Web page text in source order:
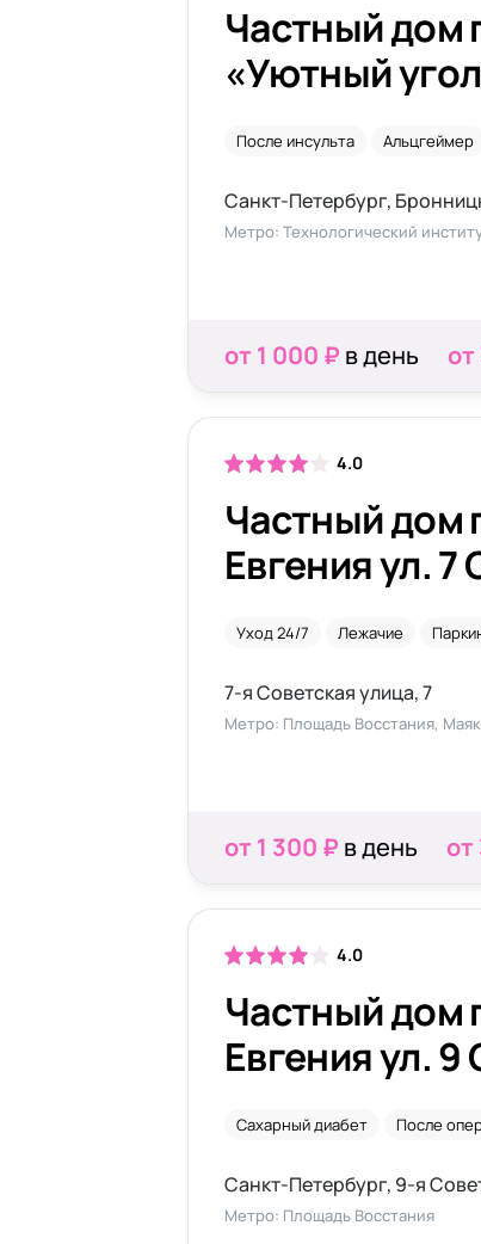
Частный дом
«Уютный
После инсульта Альцгеймер
Санкт-Петербург,
Метро: Технологический
от 1 000 ₽ в день
4.0
Частный дом
Евгения ул. 7
Уход 24/7 Лежачие
7-я Советская улица, 7
Метро: Площадь Восстания,
от 1 300 ₽ в день от
4.0
Частный дом
Евгения ул. 9
Сахарный диабет После
Санкт-Петербург, 9-я
Метро: Площадь Восстания